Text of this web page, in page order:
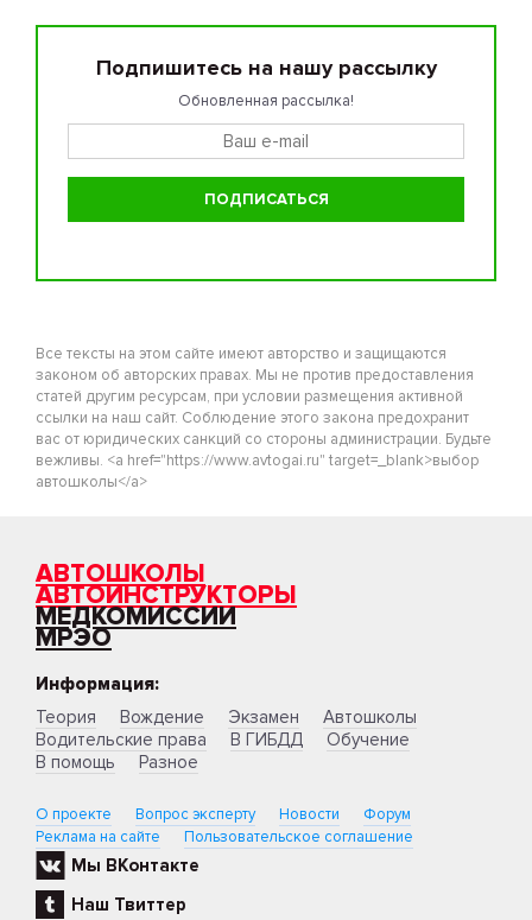
Подпишитесь на нашу рассылку
Обновленная рассылка!
Все тексты на этом сайте имеют авторство и защищаются
законом об авторских правах. Мы не против предоставления
статей другим ресурсам, при условии размещения активной
ссылки на наш сайт. Соблюдение этого закона предохранит
вас от юридических санкций со стороны администрации. Будьте
вежливы. <a href="https://www.avtogai.ru" target=_blank>выбор
автошколы</a>
АВТОШКОЛЫ
АВТОИНСТРУКТОРЫ
МЕДКОМИССИИ
МРЭО
Информация:
Теория
Вождение Экзамен
Автошколы
Водительские права
В ГИБДД
Обучение
В помощь
Разное
О проекте Вопрос эксперту Новости
Форум
Реклама на сайте
Пользовательское соглашение
Мы ВКонтакте
Наш Твиттер